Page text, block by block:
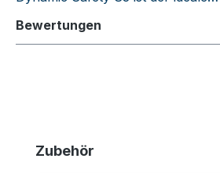
Bewertungen
Produktgalerie überspringen
Zubehör